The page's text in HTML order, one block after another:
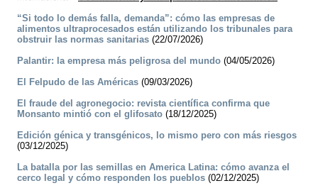
“Si todo lo demás falla, demanda”: cómo las empresas de
alimentos ultraprocesados están utilizando los tribunales para
obstruir las normas sanitarias (22/07/2026)
Palantir: la empresa más peligrosa del mundo (04/05/2026)
El Felpudo de las Américas (09/03/2026)
El fraude del agronegocio: revista científica confirma que
Monsanto mintió con el glifosato (18/12/2025)
Edición génica y transgénicos, lo mismo pero con más riesgos
(03/12/2025)
La batalla por las semillas en America Latina: cómo avanza el
cerco legal y cómo responden los pueblos (02/12/2025)